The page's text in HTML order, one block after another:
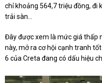
chỉ khoảng 564,7 triệu đồng, đi
trải sàn...
Đây được xem là mức giá thấp
này, mở ra cơ hội cạnh tranh
6 của Creta đang có dấu hiệu